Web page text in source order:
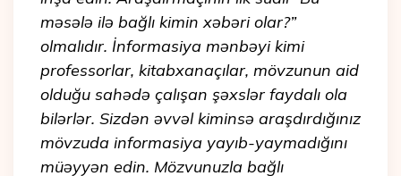
məsələ ilə bağlı kimin xəbəri olar?”
olmalıdır. İnformasiya mənbəyi kimi
professorlar, kitabxanaçılar, mövzunun aid
olduğu sahədə çalışan şəxslər faydalı ola
bilərlər. Sizdən əvvəl kiminsə araşdırdığınız
mövzuda informasiya yayıb-yaymadığını
müəyyən edin. Mözvunuzla bağlı